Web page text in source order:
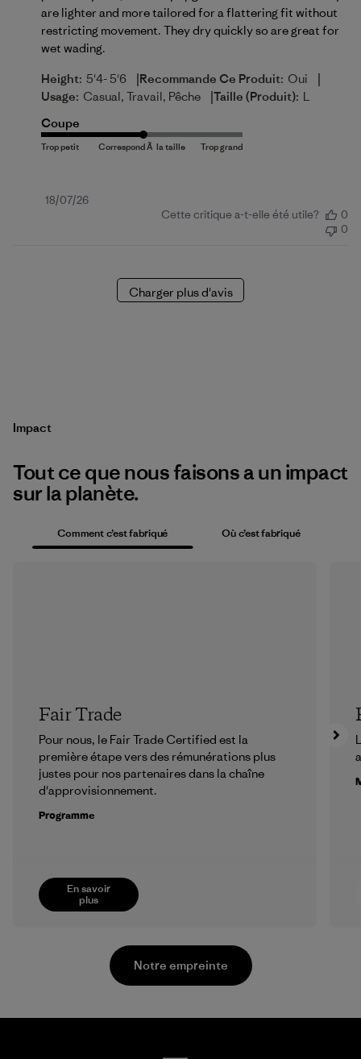
are lighter and more tailored for a flattering fit without
restricting movement. They dry quickly so are great for
wet wading.
Height: 5'4- 5'6 |Recommande Ce Produit: Oui |
Usage: Casual, Travail, Pêche |Taille (produit): L
Coupe
Date
18/07/26
Cette critique a-t-elle été utile?
0
0
Charger plus d'avis
Impact
Tout ce que nous faisons a un impact
sur la planète.
Comment c’est fabriqué Où c’est fabriqué
En savoir
plus
Fair Trade
Pour nous, le Fair Trade Certified est la
première étape vers des rémunérations plus
justes pour nos partenaires dans la chaîne
d'approvisionnement.
Programme
Notre empreinte